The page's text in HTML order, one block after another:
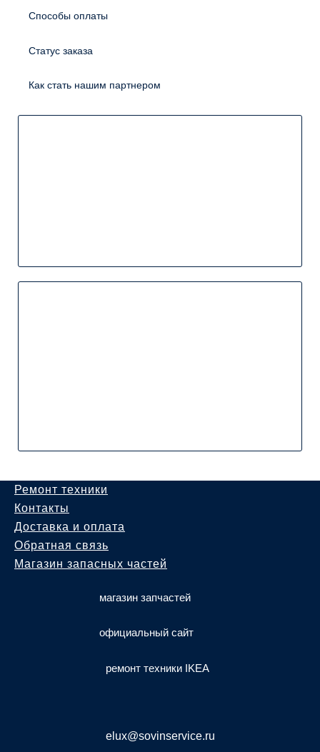
Способы оплаты
Статус заказа
Как стать нашим партнером
Ремонт техники
Контакты
Доставка и оплата
Обратная связь
Магазин запасных частей
магазин запчастей
официальный сайт
ремонт техники IKEA
elux@sovinservice.ru